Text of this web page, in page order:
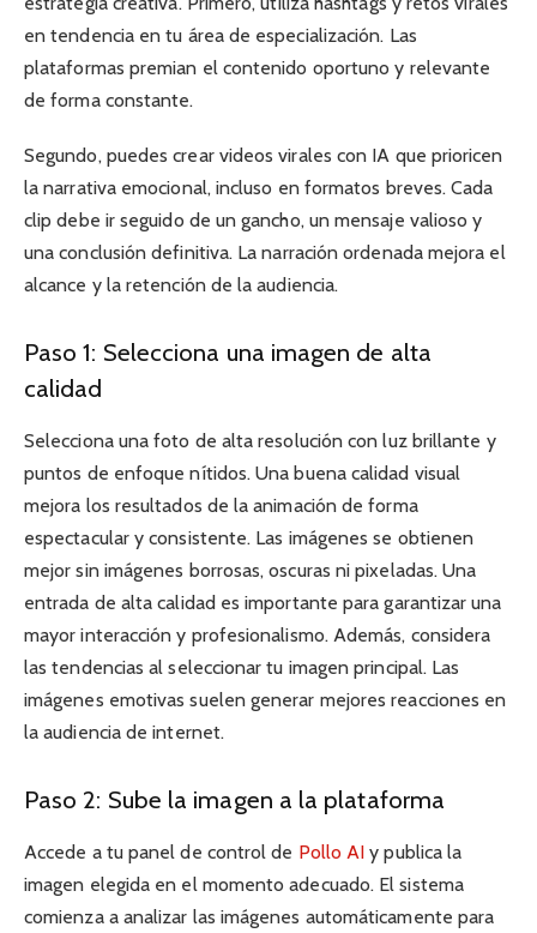
en tendencia en tu área de especialización. Las
plataformas premian el contenido oportuno y relevante
de forma constante.
Segundo, puedes crear videos virales con IA que prioricen
la narrativa emocional, incluso en formatos breves. Cada
clip debe ir seguido de un gancho, un mensaje valioso y
una conclusión definitiva. La narración ordenada mejora el
alcance y la retención de la audiencia.
Paso 1: Selecciona una imagen de alta
calidad
Selecciona una foto de alta resolución con luz brillante y
puntos de enfoque nítidos. Una buena calidad visual
mejora los resultados de la animación de forma
espectacular y consistente. Las imágenes se obtienen
mejor sin imágenes borrosas, oscuras ni pixeladas. Una
entrada de alta calidad es importante para garantizar una
mayor interacción y profesionalismo. Además, considera
las tendencias al seleccionar tu imagen principal. Las
imágenes emotivas suelen generar mejores reacciones en
la audiencia de internet.
Paso 2: Sube la imagen a la plataforma
Accede a tu panel de control de Pollo AI y publica la
imagen elegida en el momento adecuado. El sistema
comienza a analizar las imágenes automáticamente para